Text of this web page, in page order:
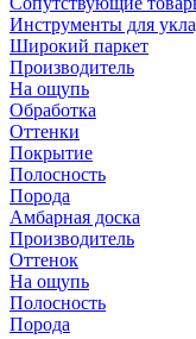
Инструменты для
Широкий паркет
Производитель
На ощупь
Обработка
Оттенки
Покрытие
Полосность
Порода
Амбарная доска
Производитель
Оттенок
На ощупь
Полосность
Порода